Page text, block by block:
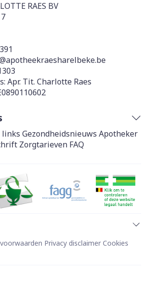
RAES BV
apotheekraesharelbeke.be
Apr. Tit. Charlotte Raes
links Gezondheidsnieuws Apotheker
Zorgtarieven FAQ
Privacy disclaimer Cookies